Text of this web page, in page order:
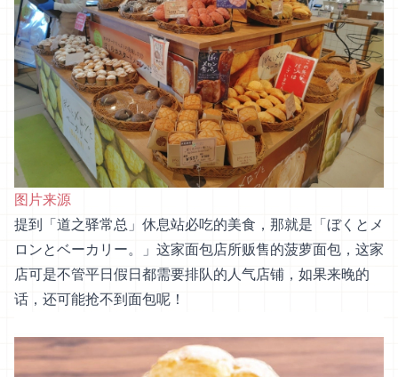
图片来源
提到「道之驿常总」休息站必吃的美食，那就是「ぼくとメ
ロンとベーカリー。」这家面包店所贩售的菠萝面包，这家
店可是不管平日假日都需要排队的人气店铺，如果来晚的
话，还可能抢不到面包呢！